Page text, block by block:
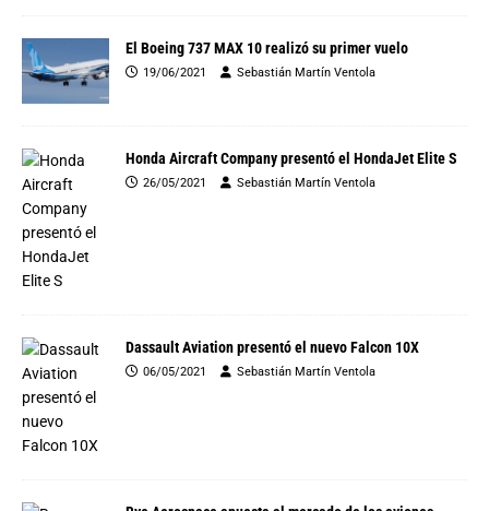
El Boeing 737 MAX 10 realizó su primer vuelo
19/06/2021 Sebastián Martín Ventola
Honda Aircraft Company presentó el HondaJet Elite S
26/05/2021 Sebastián Martín Ventola
Dassault Aviation presentó el nuevo Falcon 10X
06/05/2021 Sebastián Martín Ventola